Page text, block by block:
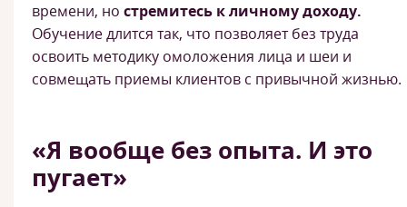
времени, но стремитесь к личному доходу.
Обучение длится так, что позволяет без труда
освоить методику омоложения лица и шеи и
совмещать приемы клиентов с привычной жизнью.
«Я вообще без опыта. И это
пугает»